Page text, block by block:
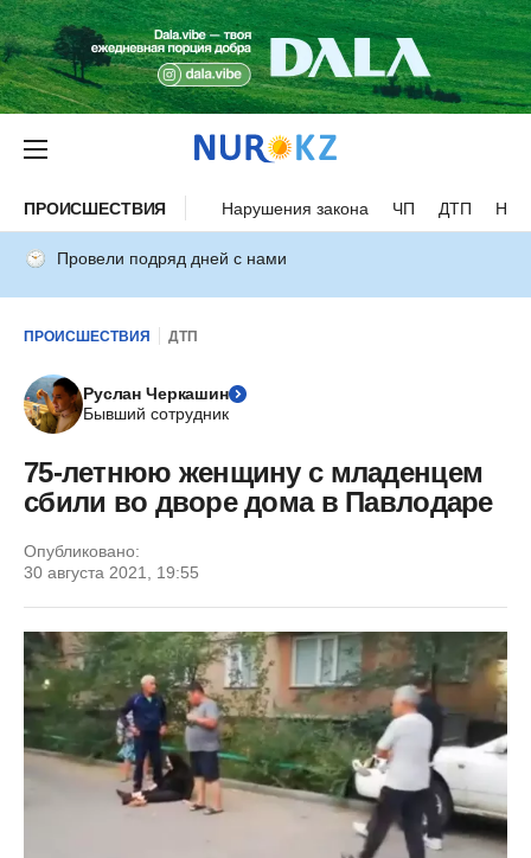
ПРОИСШЕСТВИЯ Нарушения закона ЧП ДТП
Провели подряд дней с нами
ПРОИСШЕСТВИЯ ДТП
Руслан Черкашин
Бывший сотрудник
75-летнюю женщину с младенцем
сбили во дворе дома в Павлодаре
Опубликовано:
30 августа 2021, 19:55